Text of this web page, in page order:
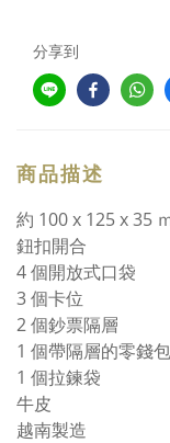
分享到
商品描述
約 100 x 125 x 35
鈕扣開合
4 個開放式口袋
3 個卡位
2 個鈔票隔層
1 個帶隔層的零錢包
1 個拉鍊袋
牛皮
越南製造